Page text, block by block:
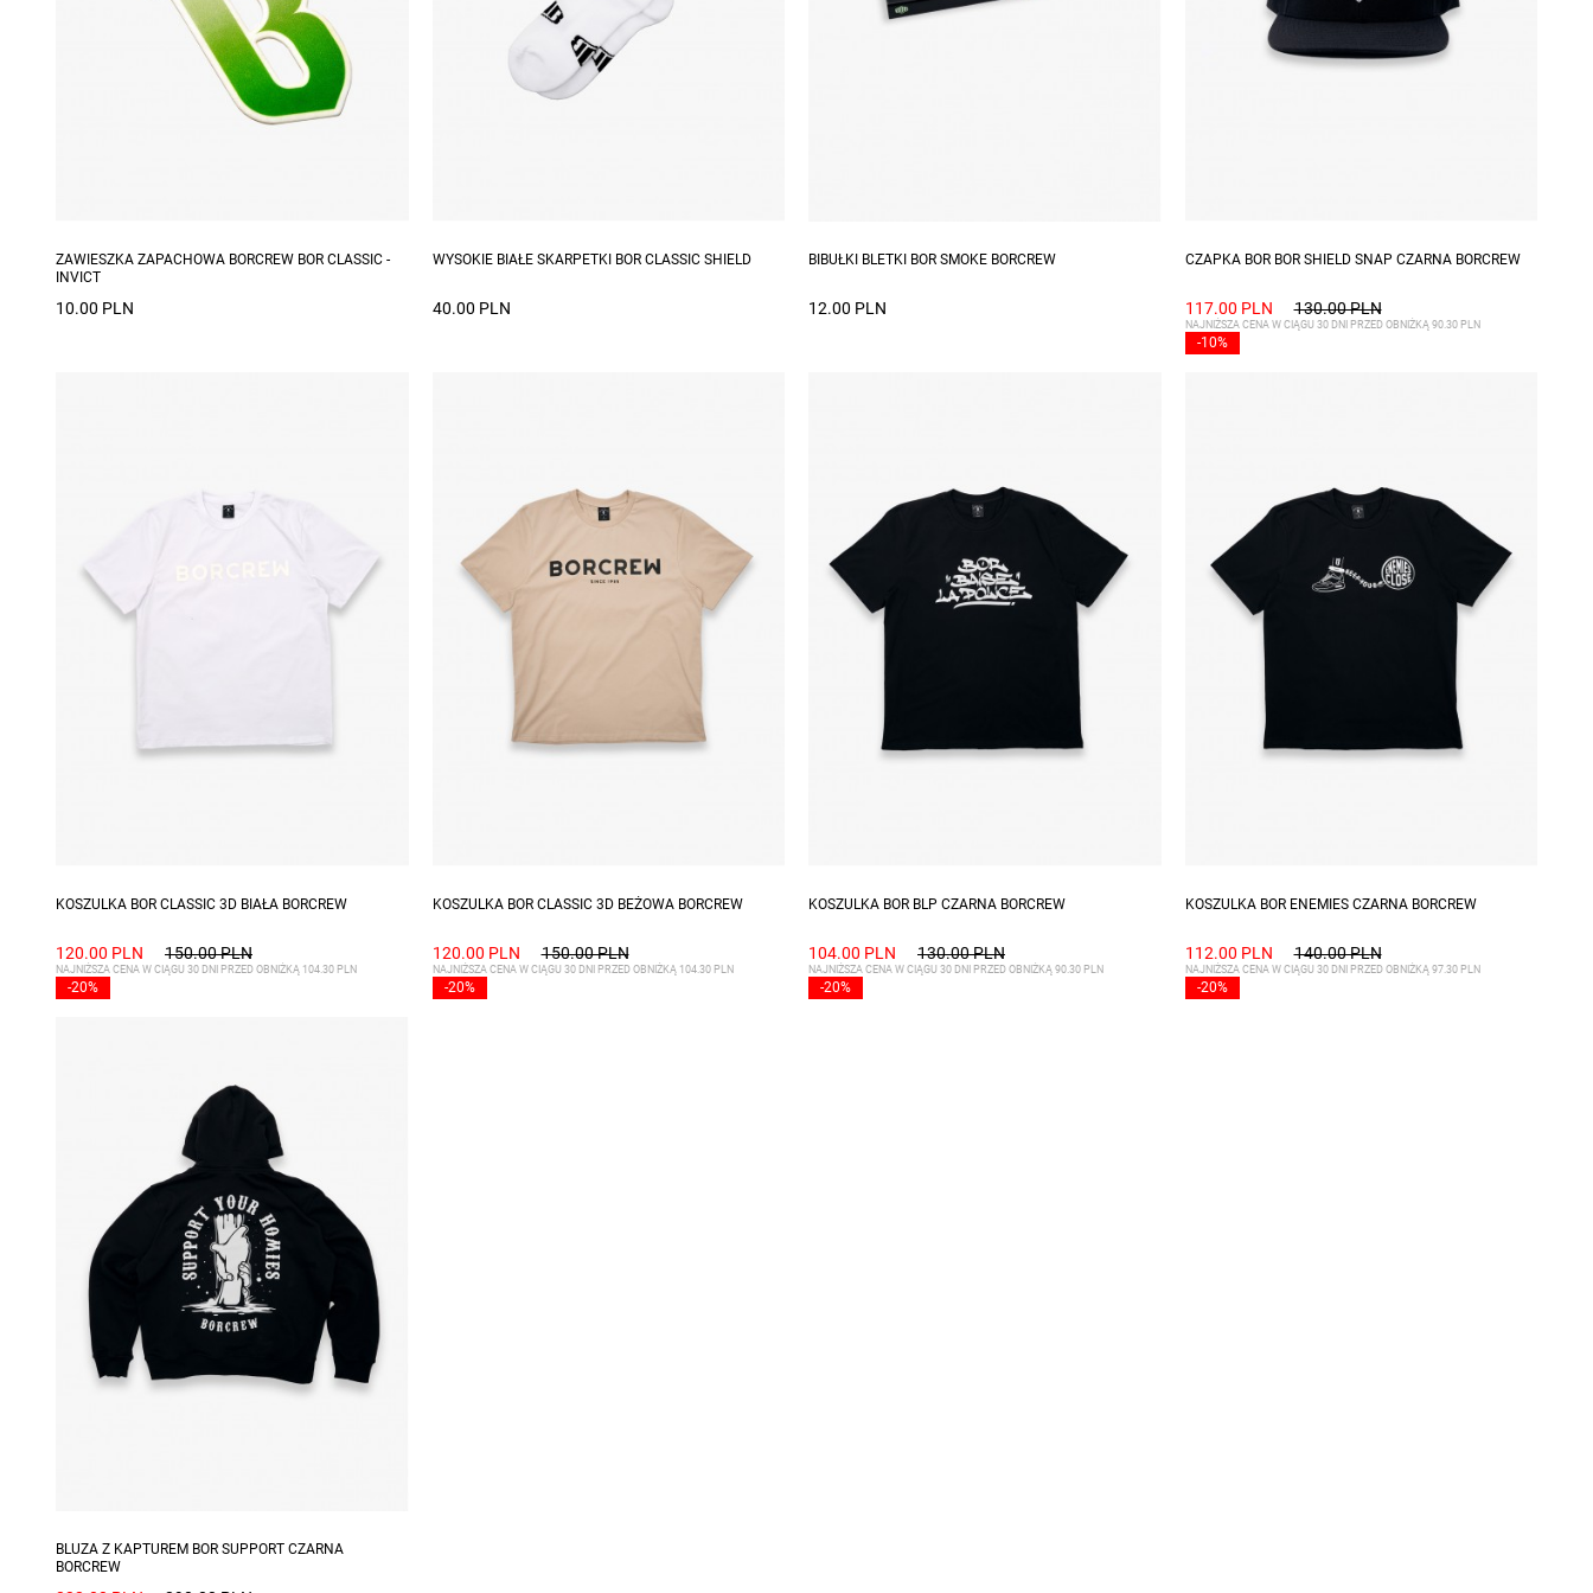
ZAWIESZKA ZAPACHOWA BORCREW BOR CLASSIC -
INVICT
10.00 PLN
WYSOKIE BIAŁE SKARPETKI BOR CLASSIC SHIELD
40.00 PLN
BIBUŁKI BLETKI BOR SMOKE BORCREW
12.00 PLN
CZAPKA BOR BOR SHIELD SNAP CZARNA BORCREW
117.00 PLN 130.00 PLN
-10%
NAJNIŻSZA CENA W CIĄGU 30 DNI PRZED OBNIŻKĄ 90.30 PLN
KOSZULKA BOR CLASSIC 3D BIAŁA BORCREW
120.00 PLN 150.00 PLN
-20%
NAJNIŻSZA CENA W CIĄGU 30 DNI PRZED OBNIŻKĄ 104.30 PLN
KOSZULKA BOR CLASSIC 3D BEŻOWA BORCREW
120.00 PLN 150.00 PLN
-20%
NAJNIŻSZA CENA W CIĄGU 30 DNI PRZED OBNIŻKĄ 104.30 PLN
KOSZULKA BOR BLP CZARNA BORCREW
104.00 PLN 130.00 PLN
-20%
NAJNIŻSZA CENA W CIĄGU 30 DNI PRZED OBNIŻKĄ 90.30 PLN
KOSZULKA BOR ENEMIES CZARNA BORCREW
112.00 PLN 140.00 PLN
-20%
NAJNIŻSZA CENA W CIĄGU 30 DNI PRZED OBNIŻKĄ 97.30 PLN
BLUZA Z KAPTUREM BOR SUPPORT CZARNA
BORCREW